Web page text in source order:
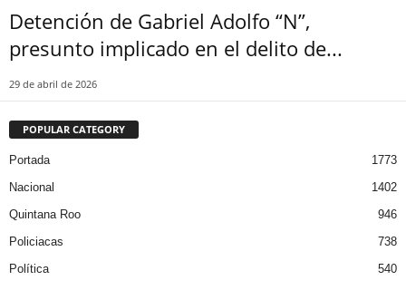
Detención de Gabriel Adolfo “N”,
presunto implicado en el delito de...
29 de abril de 2026
POPULAR CATEGORY
Portada
1773
Nacional
1402
Quintana Roo
946
Policiacas
738
Política
540